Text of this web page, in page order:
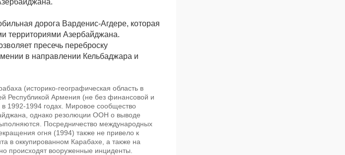
дорога Варденис-Агдере, которая
территориями Азербайджана.
пресечь переброску
в направлении Кельбаджара и
(историко-географическая область в
Республикой Армения (не без финансовой и
1992-1994 годах. Мировое сообщество
однако резолюции ООН о выводе
Посредничество международных
огня (1994) также не привело к
в оккупированном Карабахе, а также на
происходят вооруженные инциденты.